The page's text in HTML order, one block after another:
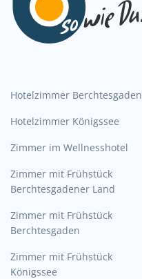
Hotelzimmer Berchtesgaden
Hotelzimmer Königssee
Zimmer im Wellnesshotel
Zimmer mit Frühstück
Berchtesgadener Land
Zimmer mit Frühstück
Berchtesgaden
Zimmer mit Frühstück
Königssee